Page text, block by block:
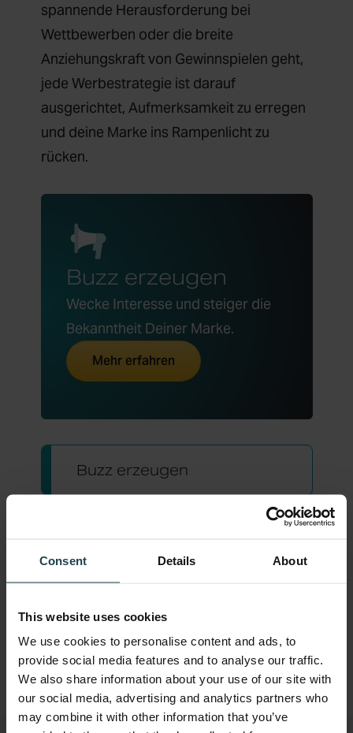
Consent Details About
This website uses cookies
We use cookies to personalise content and ads, to
provide social media features and to analyse our traffic.
We also share information about your use of our site with
our social media, advertising and analytics partners who
may combine it with other information that you’ve
spannende Herausforderung bei
Wettbewerben oder die breite
Anziehungskraft von Gewinnspielen geht,
jede Werbestrategie ist darauf
ausgerichtet, Aufmerksamkeit zu erregen
und deine Marke ins Rampenlicht zu
rücken.
Buzz erzeugen
Verkäufe vorantreiben
Loyalität aufbauen
Buzz erzeugen
Wecke Interesse und steiger die
Bekanntheit Deiner Marke.
Mehr erfahren